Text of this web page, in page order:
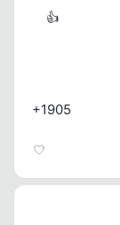
👍
+1905